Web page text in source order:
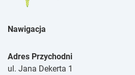
Nawigacja
Adres Przychodni
ul. Jana Dekerta 1